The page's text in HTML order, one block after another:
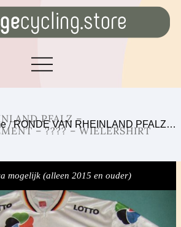
PFALZ –
– ???? – WIELERSHIRT
/RONDE VAN RHEINLAND PFALZ…
mogelijk (alleen 2015 en ouder)